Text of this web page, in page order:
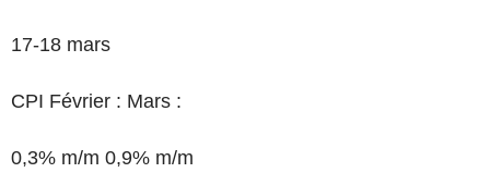
17-18 mars
CPI Février : Mars :
0,3% m/m 0,9% m/m